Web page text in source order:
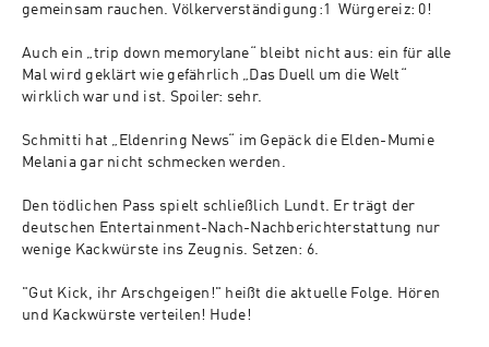
gemeinsam rauchen. Völkerverständigung:1  Würgereiz: 0!
Auch ein „trip down memorylane“ bleibt nicht aus: ein für alle
Mal wird geklärt wie gefährlich „Das Duell um die Welt“
wirklich war und ist. Spoiler: sehr.
Schmitti hat „Eldenring News“ im Gepäck die Elden-Mumie
Melania gar nicht schmecken werden.
Den tödlichen Pass spielt schließlich Lundt. Er trägt der
deutschen Entertainment-Nach-Nachberichterstattung nur
wenige Kackwürste ins Zeugnis. Setzen: 6.
"Gut Kick, ihr Arschgeigen!" heißt die aktuelle Folge. Hören
und Kackwürste verteilen! Hude!